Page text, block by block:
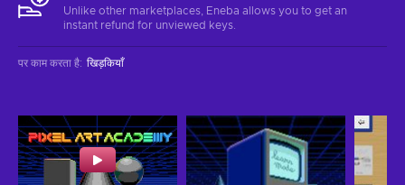
Unlike other marketplaces, Eneba allows you to get an
instant refund for unviewed keys.
पर काम करता है: खिड़कियाँ